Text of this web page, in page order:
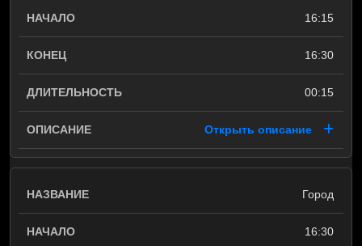
16:15
16:30
00:15
Открыть описание
Город
16:30